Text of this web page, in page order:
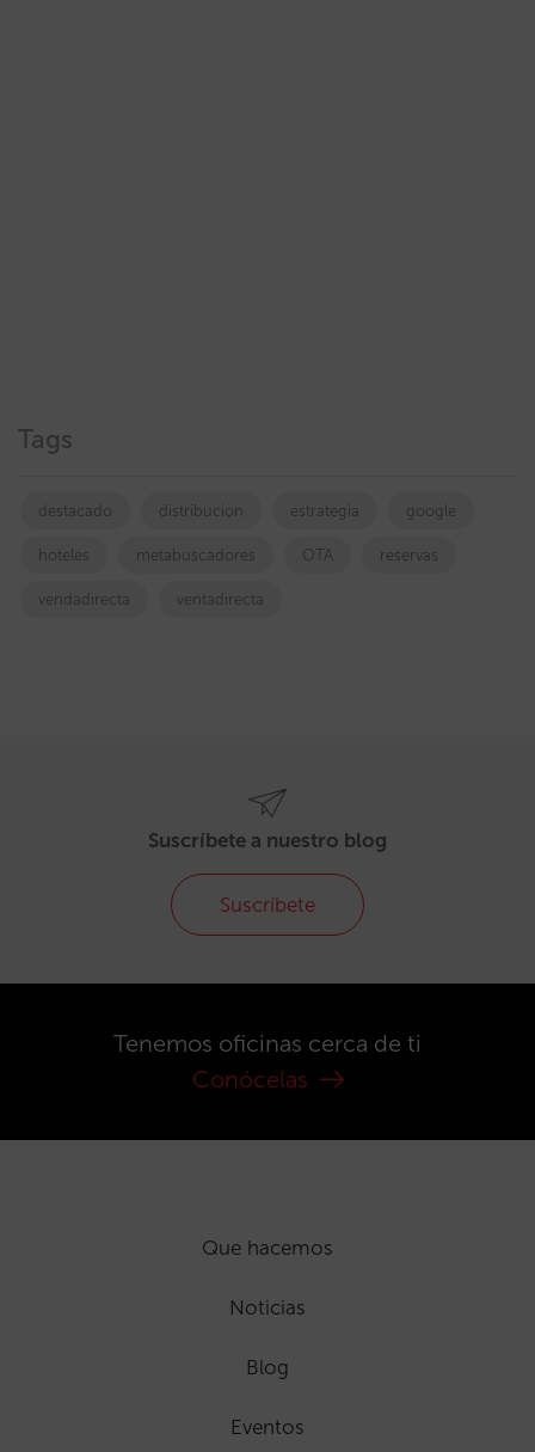
Tags
destacado distribucion estrategia google
hoteles metabuscadores OTA reservas
vendadirecta ventadirecta
Suscríbete a nuestro blog
Suscríbete
Tenemos oficinas cerca de ti
Conócelas
Que hacemos
Noticias
Blog
Eventos